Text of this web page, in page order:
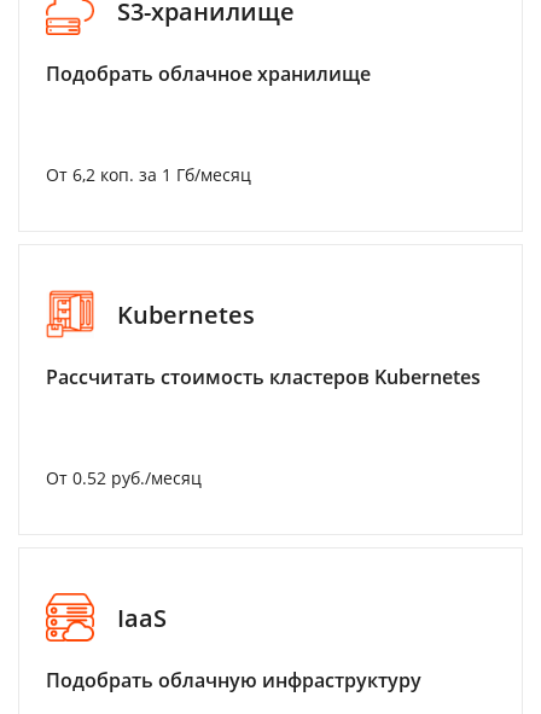
S3-хранилище
Подобрать облачное хранилище
От 6,2 коп. за 1 Гб/месяц
Kubernetes
Рассчитать стоимость кластеров Kubernetes
От 0.52 руб./месяц
IaaS
Подобрать облачную инфраструктуру